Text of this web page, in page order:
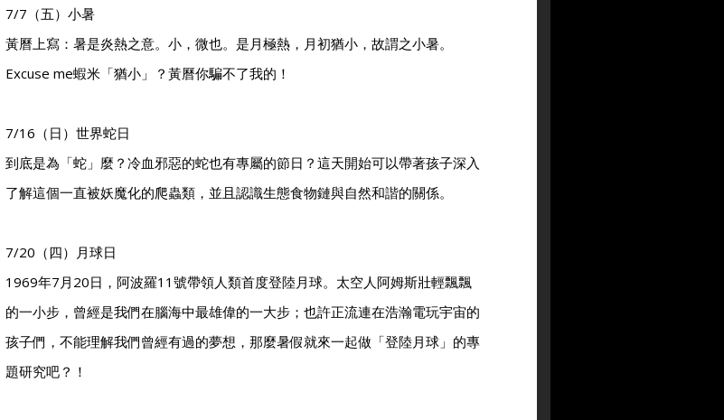
7/7（五）小暑
黃曆上寫：暑是炎熱之意。小，微也。是月極熱，月初猶小，故謂之小暑。
Excuse me蝦米「猶小」？黃曆你騙不了我的！
7/16（日）世界蛇日
到底是為「蛇」麼？冷血邪惡的蛇也有專屬的節日？這天開始可以帶著孩子深入
了解這個一直被妖魔化的爬蟲類，並且認識生態食物鏈與自然和諧的關係。
7/20（四）月球日
1969年7月20日，阿波羅11號帶領人類首度登陸月球。太空人阿姆斯壯輕飄飄
的一小步，曾經是我們在腦海中最雄偉的一大步；也許正流連在浩瀚電玩宇宙的
孩子們，不能理解我們曾經有過的夢想，那麼暑假就來一起做「登陸月球」的專
題研究吧？！